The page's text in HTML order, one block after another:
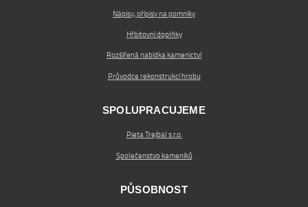
Nápisy, přípisy na pomníky
Hřbitovní doplňky
Rozšířená nabídka kamenictví
Průvodce rekonstrukcí hrobu
SPOLUPRACUJEME
Pieta Trejbal s.r.o.
Společenstvo kameníků
PŮSOBNOST